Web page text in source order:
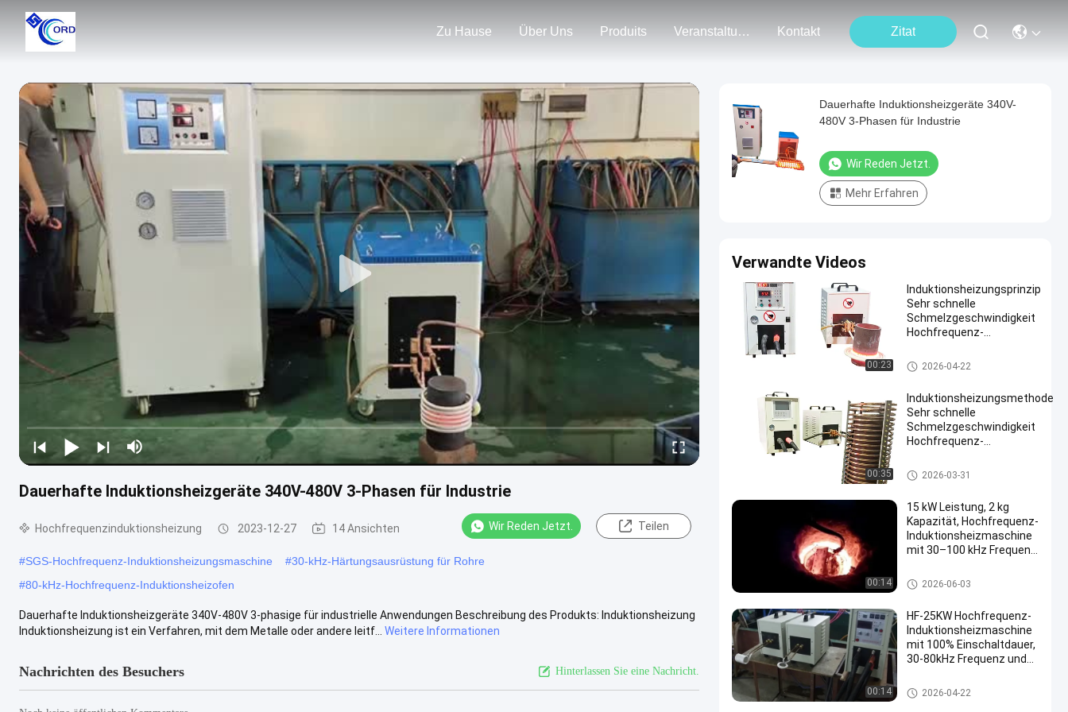
Zu Hause Über Uns Produits Veranstaltungen Kontakt Zitat
Dauerhafte Induktionsheizgeräte 340V-480V 3-Phasen für Industrie
Hochfrequenzinduktionsheizung 2023-12-27 14 Ansichten Wir Reden Jetzt. Teilen
#SGS-Hochfrequenz-Induktionsheizungsmaschine #30-kHz-Härtungsausrüstung für Rohre
#80-kHz-Hochfrequenz-Induktionsheizofen
Dauerhafte Induktionsheizgeräte 340V-480V 3-phasige für industrielle Anwendungen Beschreibung des Produkts: Induktionsheizung
Induktionsheizung ist ein Verfahren, mit dem Metalle oder andere leitf...
Weitere Informationen
Nachrichten des Besuchers Hinterlassen Sie eine Nachricht.
Dauerhafte Induktionsheizgeräte 340V-
480V 3-Phasen für Industrie
Wir Reden Jetzt.
Mehr Erfahren
Verwandte Videos
00:23
Induktionsheizungsprinzip
Sehr schnelle
Schmelzgeschwindigkeit
Hochfrequenz-
Betriebstemperatur
Minus 10 °C bis 48 °C
Hochfrequenzinduktionsheizu
ng
2026-04-22
00:35
Induktionsheizungsmethode
Sehr schnelle
Schmelzgeschwindigkeit
Hochfrequenz-
mit Betrieb und
Energieumwandlung
Hochfrequenzinduktionsheizung
2026-03-31
00:14
15 kW Leistung, 2 kg
Kapazität, Hochfrequenz-
Induktionsheizmaschine
mit 30–100 kHz Frequenz
Hochfrequenzinduktionsheizu
ng
2026-06-03
00:14
HF-25KW Hochfrequenz-
Induktionsheizmaschine
mit 100% Einschaltdauer,
30-80kHz Frequenz und
Hochfrequenzinduktionsheizu
ng
2026-04-22